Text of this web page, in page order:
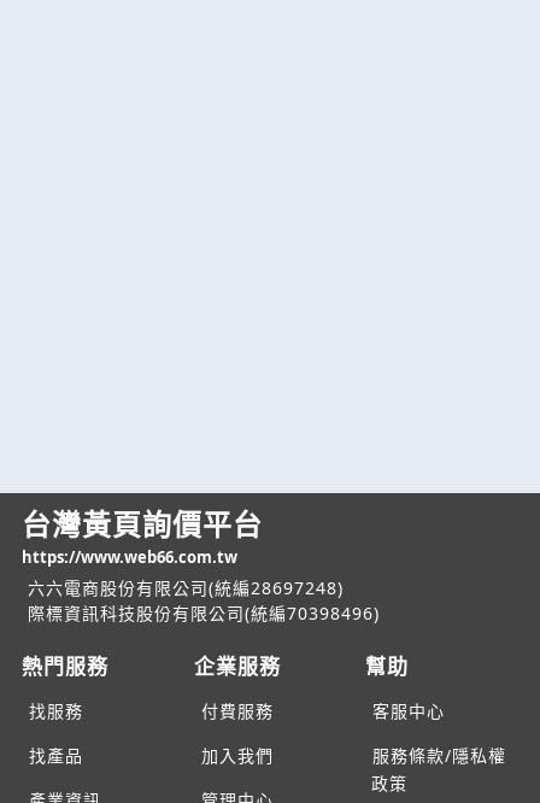
台灣黃頁詢價平台
https://www.web66.com.tw
六六電商股份有限公司(統編28697248)
際標資訊科技股份有限公司(統編70398496)
熱門服務
找服務
找產品
企業服務
付費服務
加入我們
幫助
客服中心
服務條款/隱私權
政策